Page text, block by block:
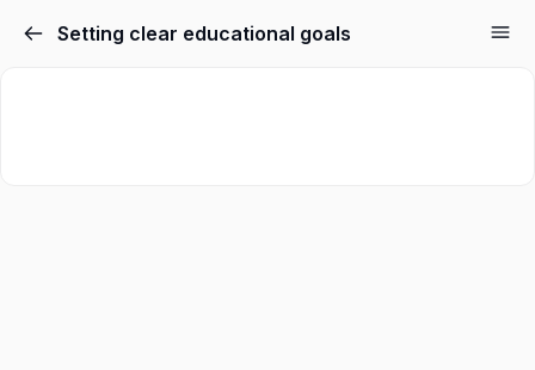
Setting clear educational goals